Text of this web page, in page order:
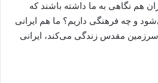
هم نگاهی به ما داشته باشند که
و چه فرهنگی داریم؟ ما هم ایرانی
مقدس زندگی می‌کند، ایرانی